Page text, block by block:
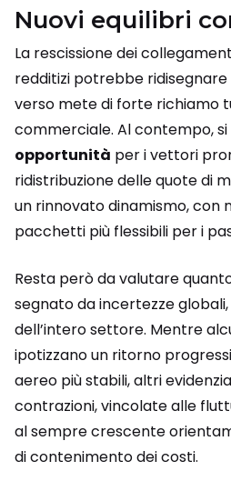
Nuovi equilibri
La rescissione dei
redditizi potrebbe
verso mete di forte richiamo
commerciale. Al contempo,
opportunità per i vettori
ridistribuzione delle quote di
un rinnovato dinamismo, con
pacchetti più flessibili per i
Resta però da valutare
segnato da incertezze
dell’intero settore. Mentre
ipotizzano un ritorno
aereo più stabili, altri
contrazioni, vincolate alle
al sempre crescente
di contenimento dei costi.